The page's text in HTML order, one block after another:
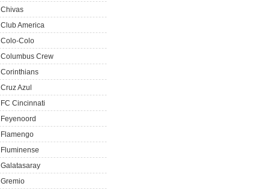
Chivas
Club America
Colo-Colo
Columbus Crew
Corinthians
Cruz Azul
FC Cincinnati
Feyenoord
Flamengo
Fluminense
Galatasaray
Gremio